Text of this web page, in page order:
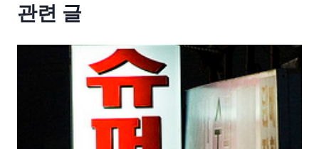
관련 글